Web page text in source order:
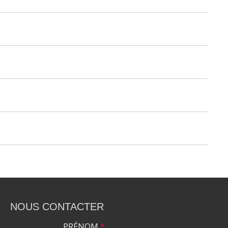
NOUS CONTACTER